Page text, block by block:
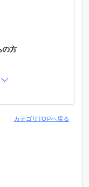
求人サイト)」を
の方
生、友人など周り
カテゴリTOPへ戻る